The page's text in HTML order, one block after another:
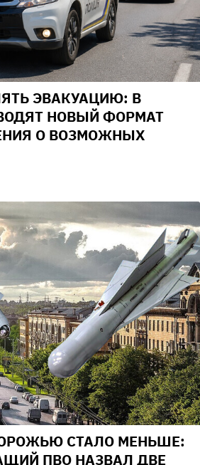
ЭВАКУАЦИЮ: В
НОВЫЙ ФОРМАТ
О ВОЗМОЖНЫХ
СТАЛО МЕНЬШЕ:
ПВО НАЗВАЛ ДВЕ